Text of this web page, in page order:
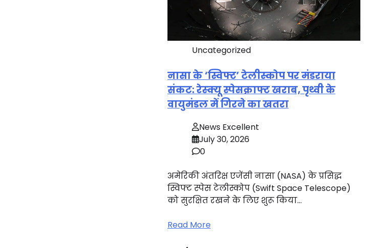
Uncategorized
नासा के ‘स्विफ्ट’ टेलीस्कोप पर मंडराया
संकट: रेस्क्यू स्पेसक्राफ्ट खराब, पृथ्वी के
वायुमंडल में गिरने का खतरा
News Excellent
July 30, 2026
0
अमेरिकी अंतरिक्ष एजेंसी नासा (NASA) के प्रसिद्ध
स्विफ्ट स्पेस टेलीस्कोप (Swift Space Telescope)
को सुरक्षित रखने के लिए शुरू किया…
Read More